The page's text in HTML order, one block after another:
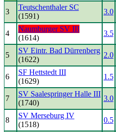
3
Teutschenthaler SC
(1591)
3.0
4
Naumburger SV III
(1614)
3.5
5
SV Eintr. Bad Dürrenberg
(1622)
2.0
6
SF Hettstedt III
(1629)
1.5
7
SV Saalespringer Halle III
(1740)
3.0
8
SV Merseburg IV
(1518)
0.5